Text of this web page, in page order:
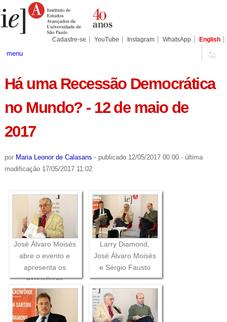
para
conteúdo.
Pessoais
Cadastre-se YouTube Instagram WhatsApp English
menu
Há uma Recessão Democrática
no Mundo? - 12 de maio de
2017
por Maria Leonor de Calasans - publicado12/05/2017 00:00 - última
modificação17/05/2017 11:02
José Álvaro Moisés
abre o evento e
apresenta os
expositores
Larry Diamond,
José Álvaro Moisés
e Sérgio Fausto